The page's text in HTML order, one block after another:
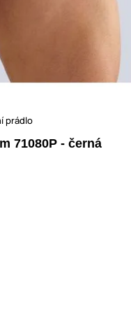
prádlo
71080P - černá